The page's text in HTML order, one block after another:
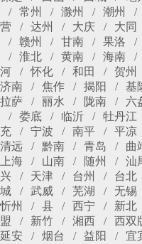
常州
滁州 潮州
营
达州 大庆 大同
赣州
甘南 果洛
淮北
黄南 海南
河
怀化 和田 贺州
济南
焦作 揭阳 基
拉萨
丽水 陇南 六
娄底
临沂 牡丹江
充
宁波 南平 平凉
清远
黔南 青岛 曲
上海
山南 随州 汕
兴
天津 台州 台北
城
武威 芜湖 无锡
忻州
县 西宁 新北
盟
新竹 湘西 西双
延安
烟台 益阳 宜